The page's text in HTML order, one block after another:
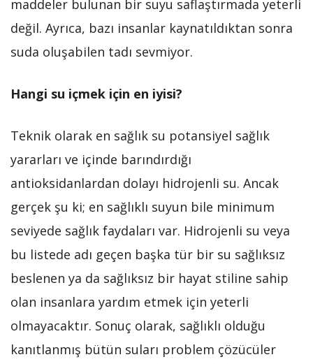
maddeler bulunan bir suyu saflaştırmada yeterli
değil. Ayrıca, bazı insanlar kaynatıldıktan sonra
suda oluşabilen tadı sevmiyor.
Hangi su içmek için en iyisi?
Teknik olarak en sağlık su potansiyel sağlık
yararları ve içinde barındırdığı
antioksidanlardan dolayı hidrojenli su. Ancak
gerçek şu ki; en sağlıklı suyun bile minimum
seviyede sağlık faydaları var. Hidrojenli su veya
bu listede adı geçen başka tür bir su sağlıksız
beslenen ya da sağlıksız bir hayat stiline sahip
olan insanlara yardım etmek için yeterli
olmayacaktır. Sonuç olarak, sağlıklı olduğu
kanıtlanmış bütün suları problem çözücüler